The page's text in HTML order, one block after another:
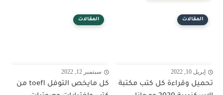
المقالات
إبريل 10, 2022
تحميل وقراءة كل كتب مكتبة
المقالات
سبتمبر 12, 2022
كل مايخص التوفل toefl من